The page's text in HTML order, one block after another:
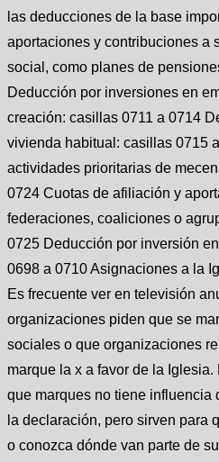
las deducciones de la base
aportaciones y contribuciones a
social, como planes de
Deducción por inversiones en
creación: casillas 0711 a 0714
vivienda habitual: casillas 0715
actividades prioritarias de
0724 Cuotas de afiliación y
federaciones, coaliciones o
0725 Deducción por inversión
0698 a 0710 Asignaciones a la
Es frecuente ver en televisión
organizaciones piden que se
sociales o que organizaciones
marque la x a favor de la
que marques no tiene influencia
la declaración, pero sirven para
o conozca dónde van parte de